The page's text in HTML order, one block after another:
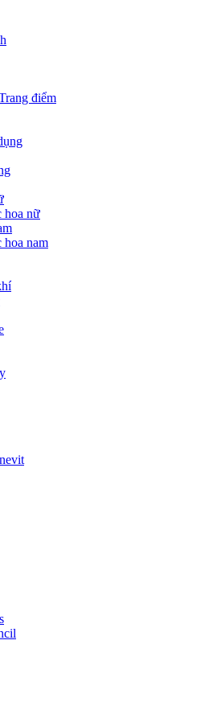
điểm
hoa nữ
hoa nam